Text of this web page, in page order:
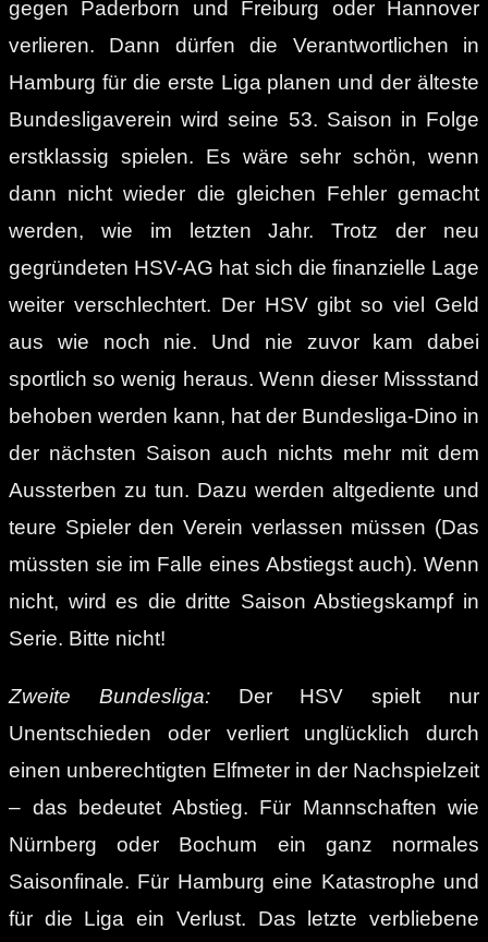
gegen Paderborn und Freiburg oder Hannover
verlieren. Dann dürfen die Verantwortlichen in
Hamburg für die erste Liga planen und der älteste
Bundesligaverein wird seine 53. Saison in Folge
erstklassig spielen. Es wäre sehr schön, wenn
dann nicht wieder die gleichen Fehler gemacht
werden, wie im letzten Jahr. Trotz der neu
gegründeten HSV-AG hat sich die finanzielle Lage
weiter verschlechtert. Der HSV gibt so viel Geld
aus wie noch nie. Und nie zuvor kam dabei
sportlich so wenig heraus. Wenn dieser Missstand
behoben werden kann, hat der Bundesliga-Dino in
der nächsten Saison auch nichts mehr mit dem
Aussterben zu tun. Dazu werden altgediente und
teure Spieler den Verein verlassen müssen (Das
müssten sie im Falle eines Abstiegst auch). Wenn
nicht, wird es die dritte Saison Abstiegskampf in
Serie. Bitte nicht!
Zweite Bundesliga:Der HSV spielt nur
Unentschieden oder verliert unglücklich durch
einen unberechtigten Elfmeter in der Nachspielzeit
– das bedeutet Abstieg. Für Mannschaften wie
Nürnberg oder Bochum ein ganz normales
Saisonfinale. Für Hamburg eine Katastrophe und
für die Liga ein Verlust. Das letzte verbliebene